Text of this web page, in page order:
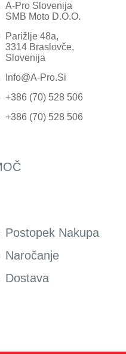
A-Pro Slovenija
SMB Moto D.o.o.
Parižlje 48a,
3314 Braslovče,
Slovenija
Info@a-Pro.si
+386 (70) 528 506
+386 (70) 528 506
Postopek Nakupa
Naročanje
Dostava